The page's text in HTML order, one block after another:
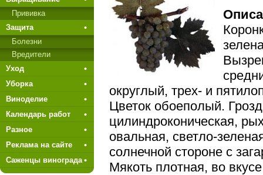
округлый, трех- и
Цветок обое­полый.
цилиндроконическая,
овальная, светло-
солнечной стороне с
Мякоть плотная, во
Прививкa
Защита
Болезни
Вредители
Уход
Уборка
Виноделие
Календарь работ
Разное
Реклама на сайте
Саженцы винограда